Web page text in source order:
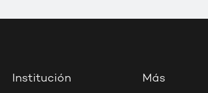
Institución Más